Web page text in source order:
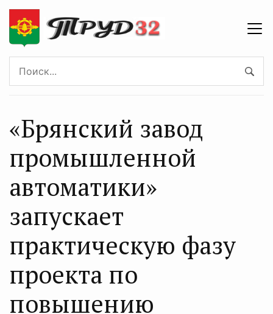
«Брянский завод
промышленной
автоматики»
запускает
практическую фазу
проекта по
повышению